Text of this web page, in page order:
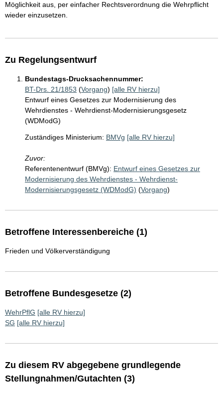
Möglichkeit aus, per einfacher Rechtsverordnung die Wehrpflicht
wieder einzusetzen.
Zu Regelungsentwurf
Bundestags-Drucksachennummer:
BT-Drs. 21/1853 (Vorgang) [alle RV hierzu]
Entwurf eines Gesetzes zur Modernisierung des
Wehrdienstes - Wehrdienst-Modernisierungsgesetz
(WDModG)
Zuständiges Ministerium: BMVg [alle RV hierzu]
Zuvor:
Referentenentwurf (BMVg): Entwurf eines Gesetzes zur
Modernisierung des Wehrdienstes - Wehrdienst-
Modernisierungsgesetz (WDModG) (Vorgang)
Betroffene Interessenbereiche (1)
Frieden und Völkerverständigung
Betroffene Bundesgesetze (2)
WehrPflG [alle RV hierzu]
SG [alle RV hierzu]
Zu diesem RV abgegebene grundlegende
Stellungnahmen/Gutachten (3)